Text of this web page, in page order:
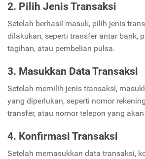
2. Pilih Jenis Transaksi
Setelah berhasil masuk, pilih jenis
dilakukan, seperti transfer antar bank,
tagihan, atau pembelian pulsa.
3. Masukkan Data Transaksi
Setelah memilih jenis transaksi,
yang diperlukan, seperti nomor
transfer, atau nomor telepon yang
4. Konfirmasi Transaksi
Setelah memasukkan data transaksi,